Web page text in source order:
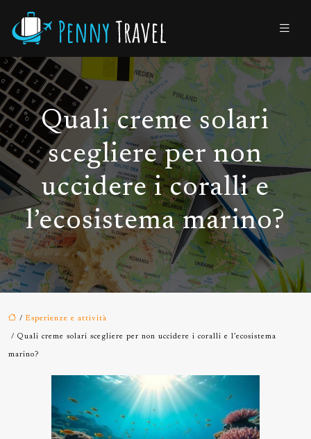
Quali creme solari
scegliere per non
uccidere i coralli e
l’ecosistema marino?
/ Esperienze e attività
/ Quali creme solari scegliere per non uccidere i coralli e l’ecosistema
marino?